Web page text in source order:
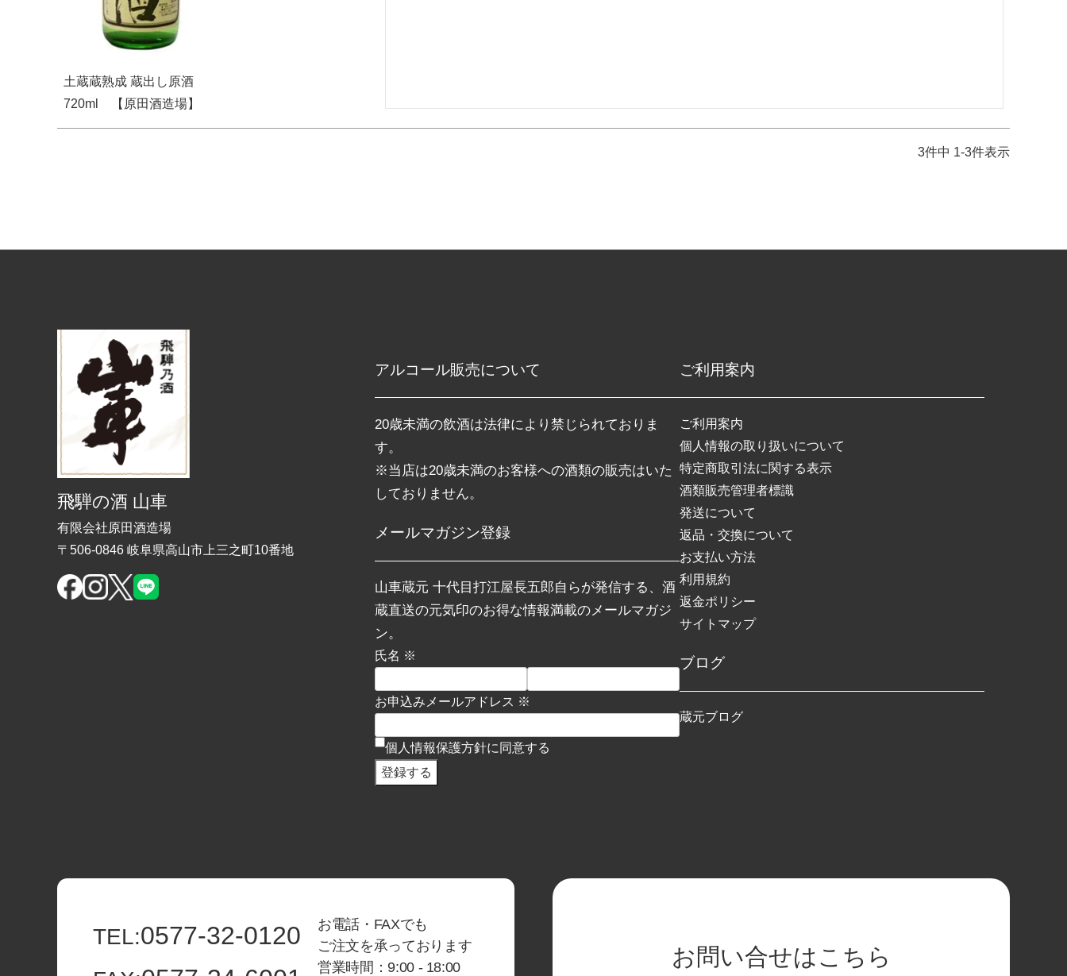
土蔵蔵熟成 蔵出し原酒
720ml 【原田酒造場】
3件中 1-3件表示
飛騨の酒 山車
有限会社原田酒造場
〒506-0846 岐阜県高山市上三之町10番地
アルコール販売について
20歳未満の飲酒は法律により禁じられておりま
す。
※当店は20歳未満のお客様への酒類の販売はいた
しておりません。
メールマガジン登録
山車蔵元 十代目打江屋長五郎自らが発信する、酒
蔵直送の元気印のお得な情報満載のメールマガジ
ン。
氏名 ※
お申込みメールアドレス ※
個人情報保護方針に同意する
ご利用案内
ご利用案内
個人情報の取り扱いについて
特定商取引法に関する表示
酒類販売管理者標識
発送について
返品・交換について
お支払い方法
利用規約
返金ポリシー
サイトマップ
ブログ
蔵元ブログ
TEL:0577-32-0120
お電話・FAXでも
ご注文を承っております
営業時間：9:00 - 18:00
お問い合せはこちら